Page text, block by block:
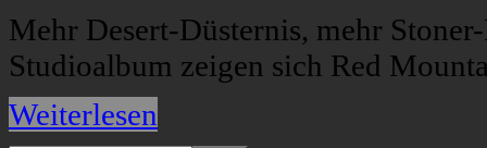
Mehr Desert-Düsternis, mehr
Studioalbum zeigen sich Red
Weiterlesen